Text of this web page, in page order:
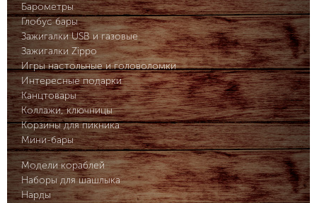
Барометры
Глобус бары
Зажигалки USB и газовые
Зажигалки Zippo
Игры настольные и головоломки
Интересные подарки
Канцтовары
Коллажи, ключницы
Корзины для пикника
Мини-бары
Модели кораблей
Наборы для шашлыка
Нарды